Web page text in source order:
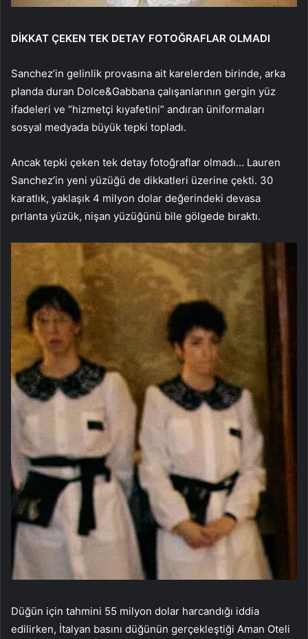
DİKKAT ÇEKEN TEK DETAY FOTOĞRAFLAR OLMADI
Sanchez’in gelinlik provasına ait karelerden birinde, arka
planda duran Dolce&Gabbana çalışanlarının gergin yüz
ifadeleri ve “hizmetçi kıyafetini” andıran üniformaları
sosyal medyada büyük tepki topladı.
Ancak tepki çeken tek detay fotoğraflar olmadı… Lauren
Sanchez’in yeni yüzüğü de dikkatleri üzerine çekti. 30
karatlık, yaklaşık 4 milyon dolar değerindeki devasa
pırlanta yüzük, nişan yüzüğünü bile gölgede bıraktı.
Düğün için tahmini 55 milyon dolar harcandığı iddia
edilirken, İtalyan basını düğünün gerçekleştiği Aman Oteli